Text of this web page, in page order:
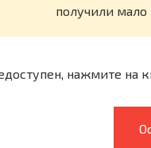
получили мало
нажмите на